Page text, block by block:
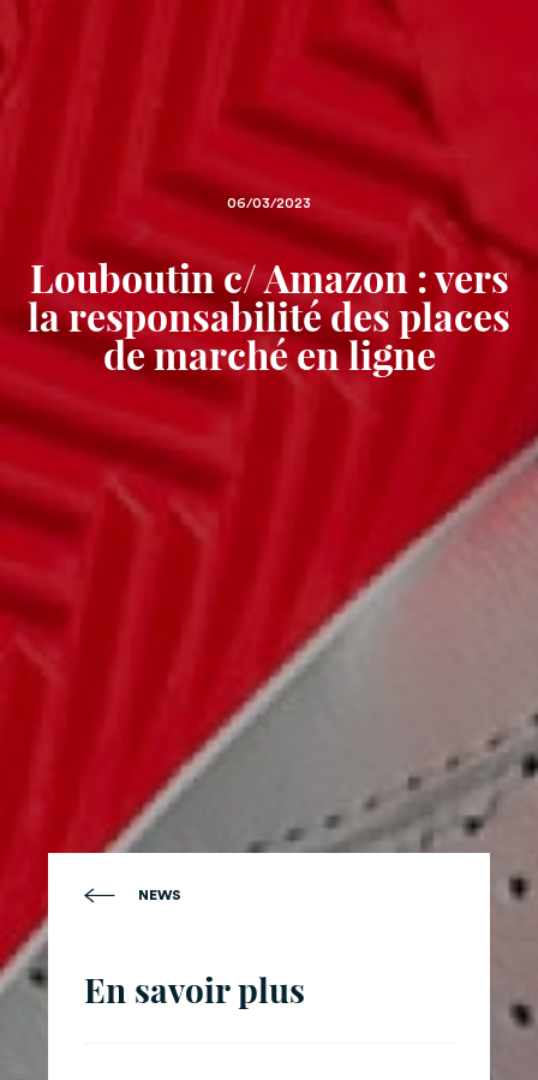
06/03/2023
Louboutin c/ Amazon : vers
la responsabilité des places
de marché en ligne
NEWS
En savoir plus